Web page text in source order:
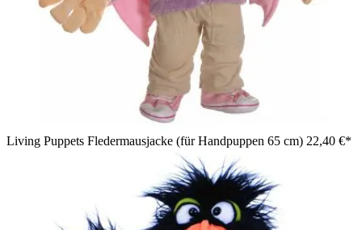
Living Puppets Fledermausjacke (für Handpuppen 65 cm) 22,40 €*